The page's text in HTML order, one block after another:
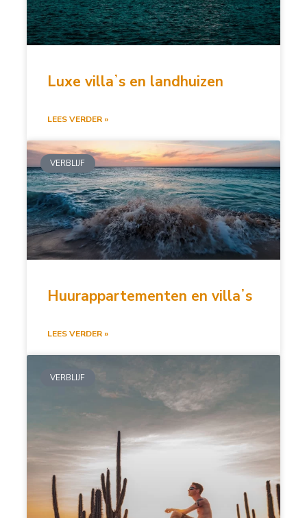
Luxe villaʼs en landhuizen
LEES VERDER »
VERBLIJF
Huurappartementen en villaʼs
LEES VERDER »
VERBLIJF